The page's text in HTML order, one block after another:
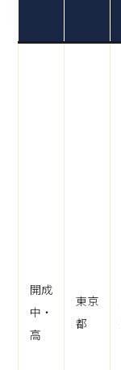
開成
中・
高
東京
都